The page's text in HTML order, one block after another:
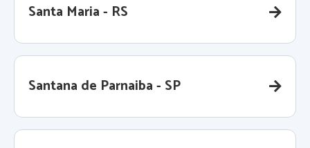
Santa Maria - RS
Santana de Parnaiba - SP